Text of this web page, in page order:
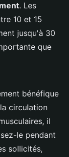
. Les
10 et 15
jusqu'à 30
que
bénéfique
circulation
il
le pendant
sollicités,